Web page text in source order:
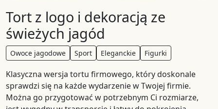
Tort z logo i dekoracją ze
świeżych jagód
Owoce jagodowe Sport Eleganckie Figurki
Klasyczna wersja tortu firmowego, który doskonale
sprawdzi się na każde wydarzenie w Twojej firmie.
Można go przygotować w potrzebnym Ci rozmiarze,